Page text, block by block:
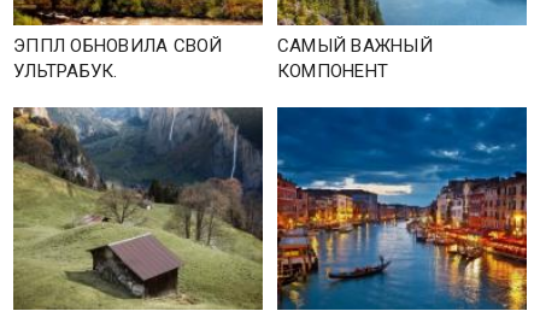
ЭППЛ ОБНОВИЛА СВОЙ
УЛЬТРАБУК.
САМЫЙ ВАЖНЫЙ
КОМПОНЕНТ